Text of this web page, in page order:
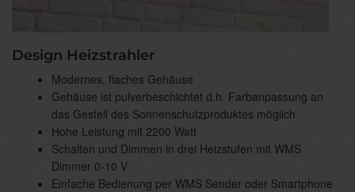
Design Heizstrahler
Modernes, flaches Gehäuse
Gehäuse ist pulverbeschichtet d.h. Farbanpassung an
das Gestell des Sonnenschutzproduktes möglich
Hohe Leistung mit 2200 Watt
Schalten und Dimmen in drei Heizstufen mit WMS
Dimmer 0-10 V
Einfache Bedienung per WMS Sender oder Smartphone